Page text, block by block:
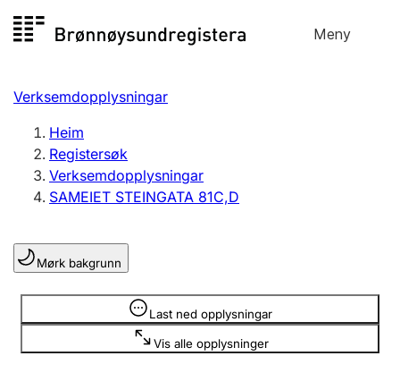
til
Meny
Registersøk
Aksjeselskap
Enkeltpersonføretak
Registrere, endre, slette
Lag og foreining
Registrere, endre, slette
Verksemdopplysningar
Heim
Registersøk
Verksemdopplysningar
SAMEIET STEINGATA 81C,D
Mørk bakgrunn
Last ned opplysningar
Vis alle opplysninger
Opplysninger er skjult